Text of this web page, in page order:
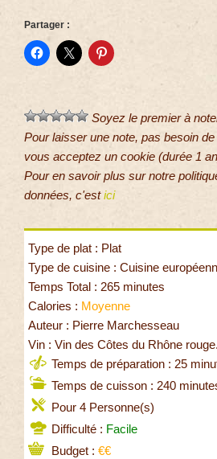
Partager :
Soyez le premier à
Pour laisser une note, pas besoin
vous acceptez un cookie (durée 1
Pour en savoir plus sur notre
données, c'estici
Type de plat : Plat
Type de cuisine : Cuisine
Temps Total : 265 minutes
Calories : Moyenne
Auteur : Pierre Marchesseau
Vin : Vin des Côtes du Rhône rouge.
Temps de préparation : 25
Temps de cuisson : 240
Pour 4 Personne(s)
Difficulté : Facile
Budget : €€